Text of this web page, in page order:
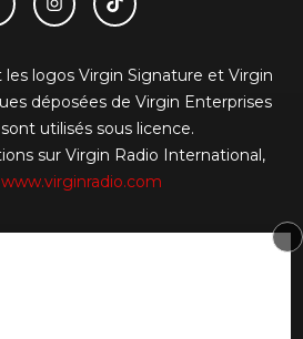
les logos Virgin Signature et Virgin
déposées de Virgin Enterprises
utilisés sous licence.
sur Virgin Radio International,
www.virginradio.com